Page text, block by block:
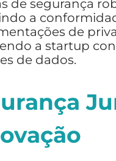
de segurança
a
de
a startup
de dados.